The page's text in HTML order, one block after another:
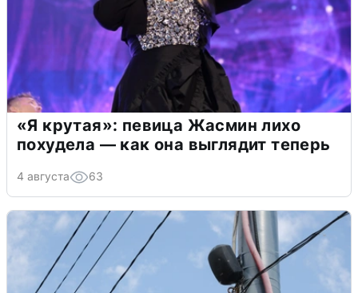
«Я крутая»: певица Жасмин лихо
похудела — как она выглядит теперь
4 августа 63